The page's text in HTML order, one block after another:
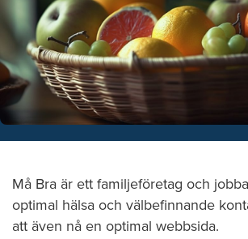
Må Bra är ett familjeföretag och
optimal hälsa och välbefinnande
att även nå en optimal webbsida.